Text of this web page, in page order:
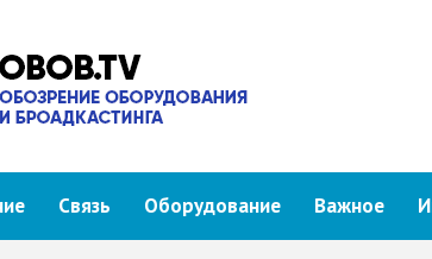
Связь Оборудование Важное